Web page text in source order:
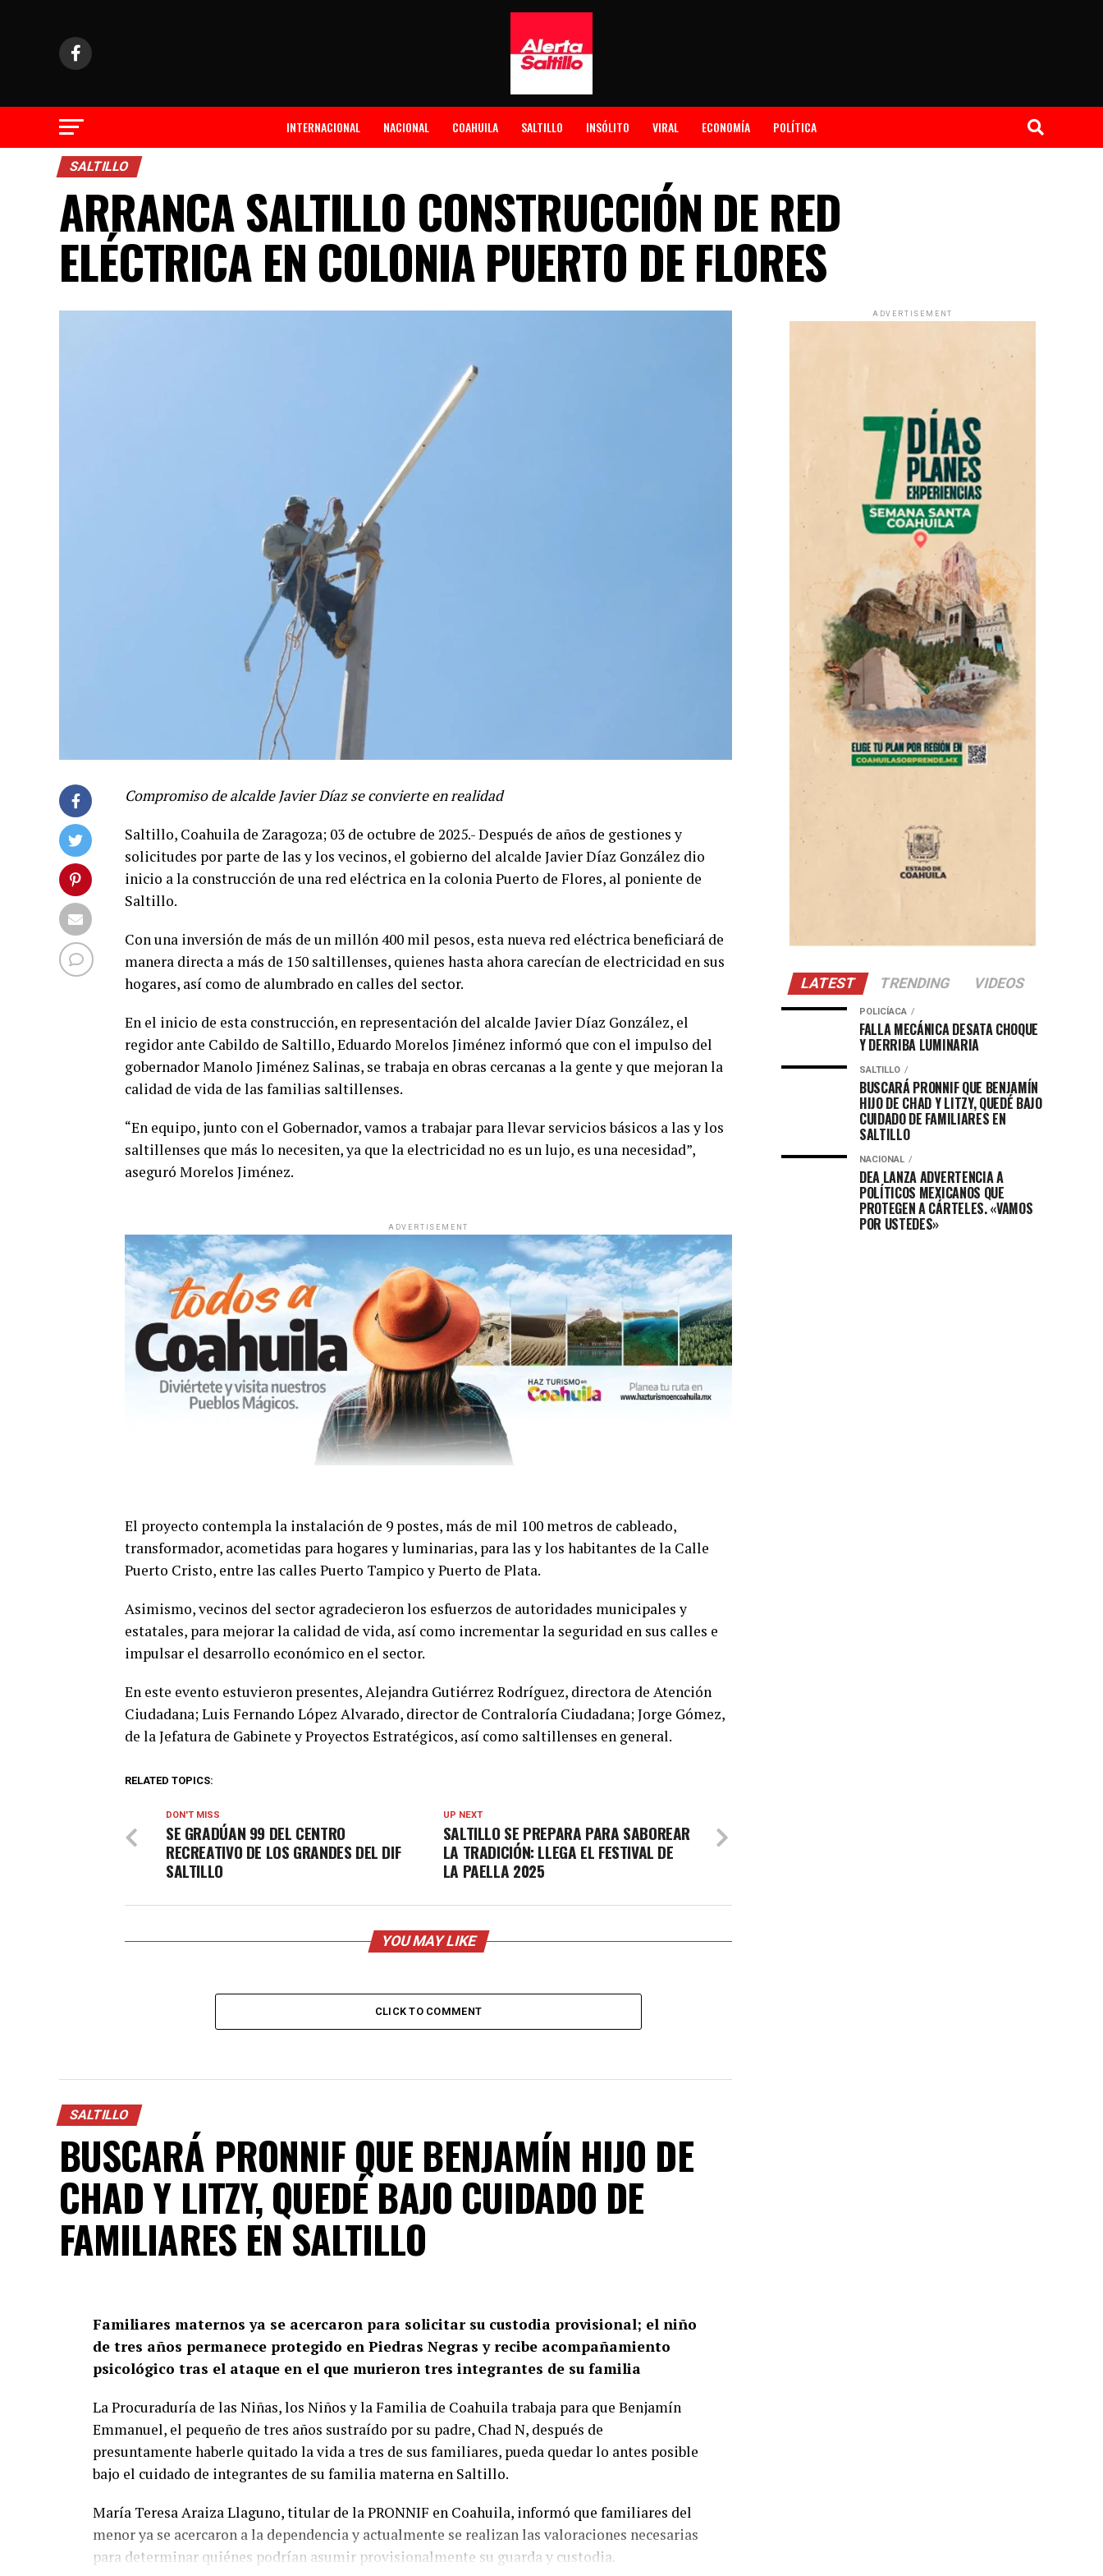
INTERNACIONAL NACIONAL COAHUILA SALTILLO INSÓLITO VIRAL ECONOMÍA POLÍTICA
SALTILLO
ARRANCA SALTILLO CONSTRUCCIÓN DE RED
ELÉCTRICA EN COLONIA PUERTO DE FLORES
Compromiso de alcalde Javier Díaz se convierte en realidad
Saltillo, Coahuila de Zaragoza; 03 de octubre de 2025.- Después de años de gestiones y
solicitudes por parte de las y los vecinos, el gobierno del alcalde Javier Díaz González dio
inicio a la construcción de una red eléctrica en la colonia Puerto de Flores, al poniente de
Saltillo.
Con una inversión de más de un millón 400 mil pesos, esta nueva red eléctrica beneficiará de
manera directa a más de 150 saltillenses, quienes hasta ahora carecían de electricidad en sus
hogares, así como de alumbrado en calles del sector.
En el inicio de esta construcción, en representación del alcalde Javier Díaz González, el
regidor ante Cabildo de Saltillo, Eduardo Morelos Jiménez informó que con el impulso del
gobernador Manolo Jiménez Salinas, se trabaja en obras cercanas a la gente y que mejoran la
calidad de vida de las familias saltillenses.
“En equipo, junto con el Gobernador, vamos a trabajar para llevar servicios básicos a las y los
saltillenses que más lo necesiten, ya que la electricidad no es un lujo, es una necesidad”,
aseguró Morelos Jiménez.
ADVERTISEMENT
El proyecto contempla la instalación de 9 postes, más de mil 100 metros de cableado,
transformador, acometidas para hogares y luminarias, para las y los habitantes de la Calle
Puerto Cristo, entre las calles Puerto Tampico y Puerto de Plata.
Asimismo, vecinos del sector agradecieron los esfuerzos de autoridades municipales y
estatales, para mejorar la calidad de vida, así como incrementar la seguridad en sus calles e
impulsar el desarrollo económico en el sector.
En este evento estuvieron presentes, Alejandra Gutiérrez Rodríguez, directora de Atención
Ciudadana; Luis Fernando López Alvarado, director de Contraloría Ciudadana; Jorge Gómez,
de la Jefatura de Gabinete y Proyectos Estratégicos, así como saltillenses en general.
RELATED TOPICS:
UP NEXT
SALTILLO SE PREPARA PARA SABOREAR
LA TRADICIÓN: LLEGA EL FESTIVAL DE
LA PAELLA 2025
DON'T MISS
SE GRADÚAN 99 DEL CENTRO
RECREATIVO DE LOS GRANDES DEL DIF
SALTILLO
YOU MAY LIKE
CLICK TO COMMENT
SALTILLO
BUSCARÁ PRONNIF QUE BENJAMÍN HIJO DE
CHAD Y LITZY, QUEDÉ BAJO CUIDADO DE
FAMILIARES EN SALTILLO
Familiares maternos ya se acercaron para solicitar su custodia provisional; el niño
de tres años permanece protegido en Piedras Negras y recibe acompañamiento
psicológico tras el ataque en el que murieron tres integrantes de su familia
La Procuraduría de las Niñas, los Niños y la Familia de Coahuila trabaja para que Benjamín
Emmanuel, el pequeño de tres años sustraído por su padre, Chad N, después de
presuntamente haberle quitado la vida a tres de sus familiares, pueda quedar lo antes posible
bajo el cuidado de integrantes de su familia materna en Saltillo.
María Teresa Araiza Llaguno, titular de la PRONNIF en Coahuila, informó que familiares del
menor ya se acercaron a la dependencia y actualmente se realizan las valoraciones necesarias
para determinar quiénes podrían asumir provisionalmente su guarda y custodia.
ADVERTISEMENT
LATEST TRENDING VIDEOS
POLICÍACA
FALLA MECÁNICA DESATA CHOQUE
Y DERRIBA LUMINARIA
SALTILLO
BUSCARÁ PRONNIF QUE BENJAMÍN
HIJO DE CHAD Y LITZY, QUEDÉ BAJO
CUIDADO DE FAMILIARES EN
SALTILLO
NACIONAL
DEA LANZA ADVERTENCIA A
POLÍTICOS MEXICANOS QUE
PROTEGEN A CÁRTELES. «VAMOS
POR USTEDES»